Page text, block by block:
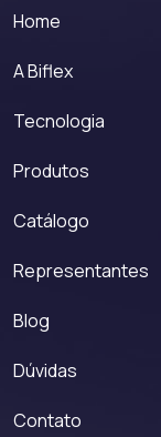
Home
A Biflex
Tecnologia
Produtos
Catálogo
Representantes
Blog
Dúvidas
Contato